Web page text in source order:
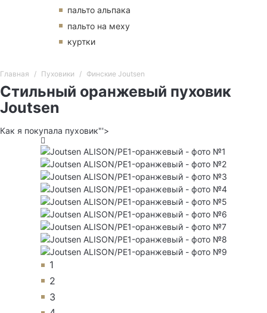
пальто альпака
пальто на меху
куртки
Главная Пуховики Финские Joutsen
Стильный оранжевый пуховик
Joutsen
Как я покупала пуховик"'>
1
2
3